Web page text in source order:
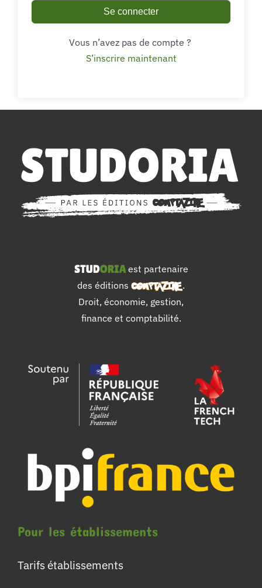
Se connecter
Vous n’avez pas de compte ?
S’inscrire maintenant
est partenaire
des éditions
.
Droit, économie, gestion,
finance et comptabilité.
Pour les établissements
Tarifs établissements